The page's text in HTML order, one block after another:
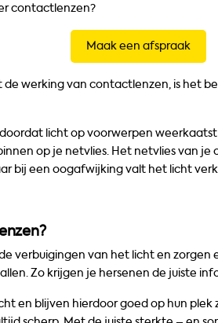
contactlenzen?
Maak een afspraak
werking van contactlenzen, is het
licht op voorwerpen
op je netvlies. Het netvlies van
bij een oogafwijking valt het licht
verbuigingen van het licht en zorgen
Zo krijgen je hersenen de juiste
en blijven hierdoor goed op hun